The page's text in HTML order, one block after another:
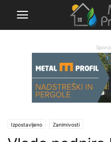
Izpostavljeno Zanimivosti